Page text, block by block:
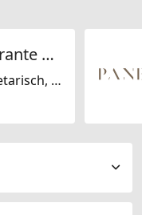
Ristorante Loftorante Campania
Glutenfrei, Nur vegetarisch, Laktosefrei, Italienisch, Mediterran, Saisonal